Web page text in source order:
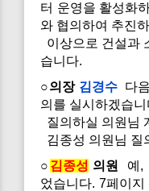
터 운영을 활성화
와 협의하여 추진
이상으로 건설과
습니다.
○의장 김경수다음
의를 실시하겠습니
질의하실 의원님
김종성 의원님 질
○ 김종성 의원
예,
었습니다. 7페이